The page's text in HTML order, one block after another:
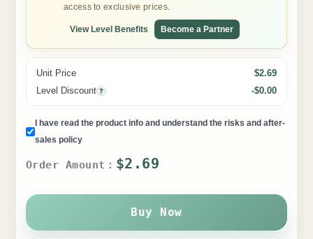
access to exclusive prices.
View Level Benefits Become a Partner
Unit Price
$2.69
Level Discount ? -$0.00
I have read the product info and understand the risks and after-
sales policy
Order Amount： $2.69
Buy Now